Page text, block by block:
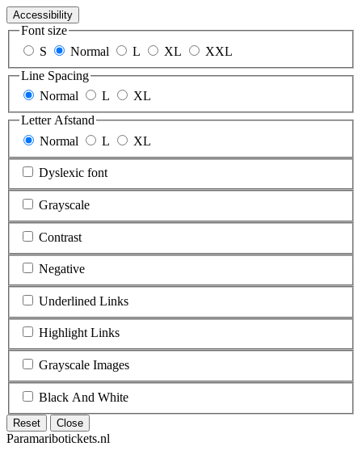
Accessibility
Font size
S
Normal L XL
XXL
Line Spacing
Normal
L
XL
Letter Afstand
Normal
L XL
Dyslexic font
Grayscale
Contrast
Negative
Underlined Links
Highlight Links
Grayscale Images
Black And White
Reset Close
Paramaribotickets.nl